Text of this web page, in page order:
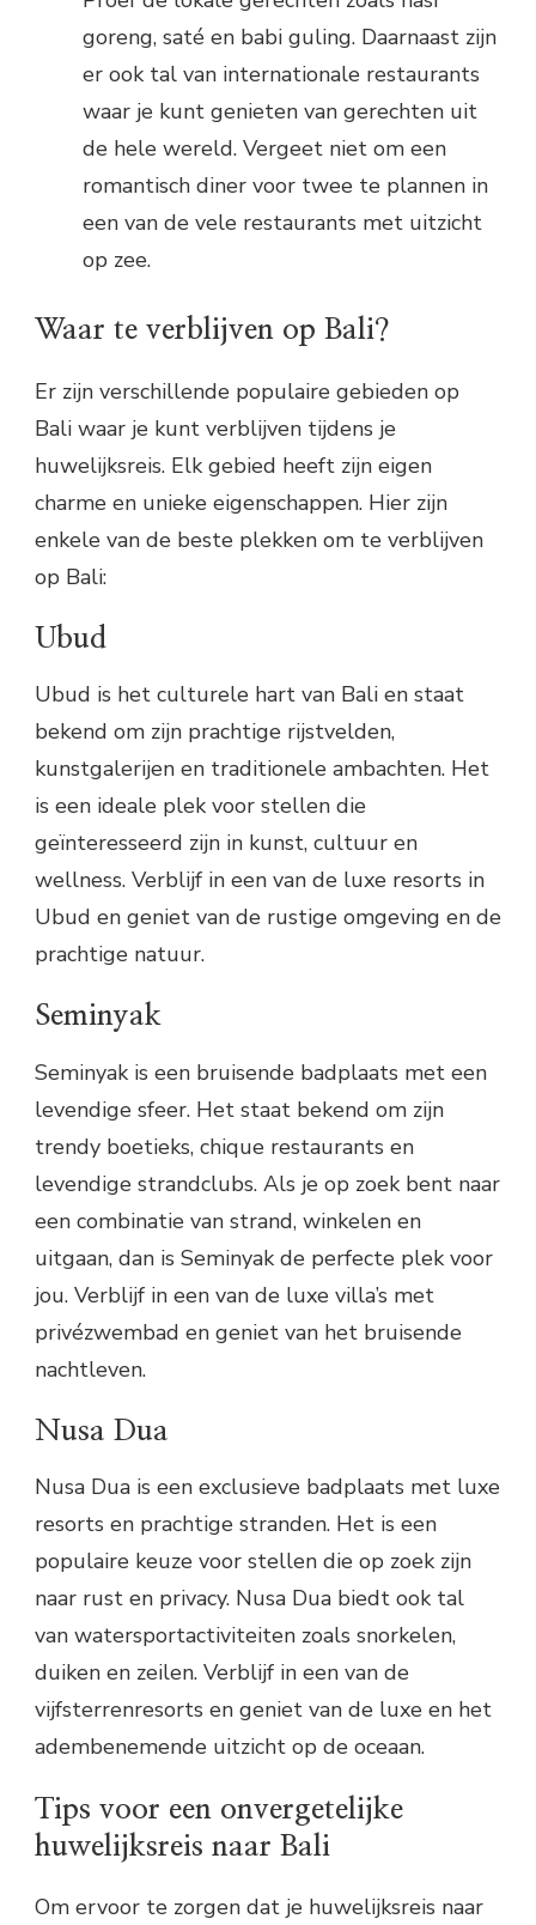
goreng, saté en babi guling. Daarnaast zijn
er ook tal van internationale restaurants
waar je kunt genieten van gerechten uit
de hele wereld. Vergeet niet om een
romantisch diner voor twee te plannen in
een van de vele restaurants met uitzicht
op zee.
Waar te verblijven op Bali?
Er zijn verschillende populaire gebieden op
Bali waar je kunt verblijven tijdens je
huwelijksreis. Elk gebied heeft zijn eigen
charme en unieke eigenschappen. Hier zijn
enkele van de beste plekken om te verblijven
op Bali:
Ubud
Ubud is het culturele hart van Bali en staat
bekend om zijn prachtige rijstvelden,
kunstgalerijen en traditionele ambachten. Het
is een ideale plek voor stellen die
geïnteresseerd zijn in kunst, cultuur en
wellness. Verblijf in een van de luxe resorts in
Ubud en geniet van de rustige omgeving en de
prachtige natuur.
Seminyak
Seminyak is een bruisende badplaats met een
levendige sfeer. Het staat bekend om zijn
trendy boetieks, chique restaurants en
levendige strandclubs. Als je op zoek bent naar
een combinatie van strand, winkelen en
uitgaan, dan is Seminyak de perfecte plek voor
jou. Verblijf in een van de luxe villa’s met
privézwembad en geniet van het bruisende
nachtleven.
Nusa Dua
Nusa Dua is een exclusieve badplaats met luxe
resorts en prachtige stranden. Het is een
populaire keuze voor stellen die op zoek zijn
naar rust en privacy. Nusa Dua biedt ook tal
van watersportactiviteiten zoals snorkelen,
duiken en zeilen. Verblijf in een van de
vijfsterrenresorts en geniet van de luxe en het
adembenemende uitzicht op de oceaan.
Tips voor een onvergetelijke
huwelijksreis naar Bali
Om ervoor te zorgen dat je huwelijksreis naar